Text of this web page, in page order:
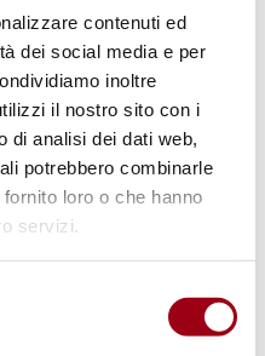
contenuti ed
dei social media e per
inoltre
il nostro sito con i
di analisi dei dati web,
potrebbero combinarle
loro o che hanno
servizi.
persona ha infatti
il rapporto tra
della vita privata e
all’oblio non è un
hanno più
di bilanciare la
con altri diritti